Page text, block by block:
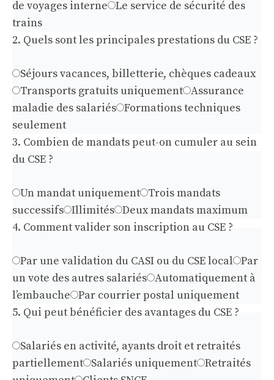
de voyages interne
Le service de sécurité des
trains
2. Quels sont les principales prestations du CSE ?
Séjours vacances, billetterie, chèques cadeaux
Transports gratuits uniquement Assurance
maladie des salariés Formations techniques
seulement
3. Combien de mandats peut-on cumuler au sein
du CSE ?
Un mandat uniquement
Trois mandats
successifs Illimités Deux mandats maximum
4. Comment valider son inscription au CSE ?
Par une validation du CASI ou du CSE local
Par
un vote des autres salariés Automatiquement à
l’embauche
Par courrier postal uniquement
5. Qui peut bénéficier des avantages du CSE ?
Salariés en activité, ayants droit et retraités
partiellement
Salariés uniquement Retraités